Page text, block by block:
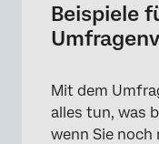
Beispiele
Mit dem
alles tun, was
wenn Sie noch